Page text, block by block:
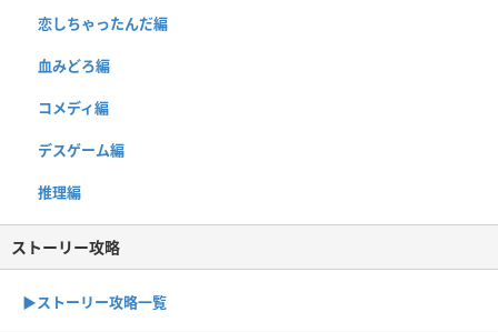
恋しちゃったんだ編
血みどろ編
コメディ編
デスゲーム編
推理編
ストーリー攻略
▶︎ストーリー攻略一覧